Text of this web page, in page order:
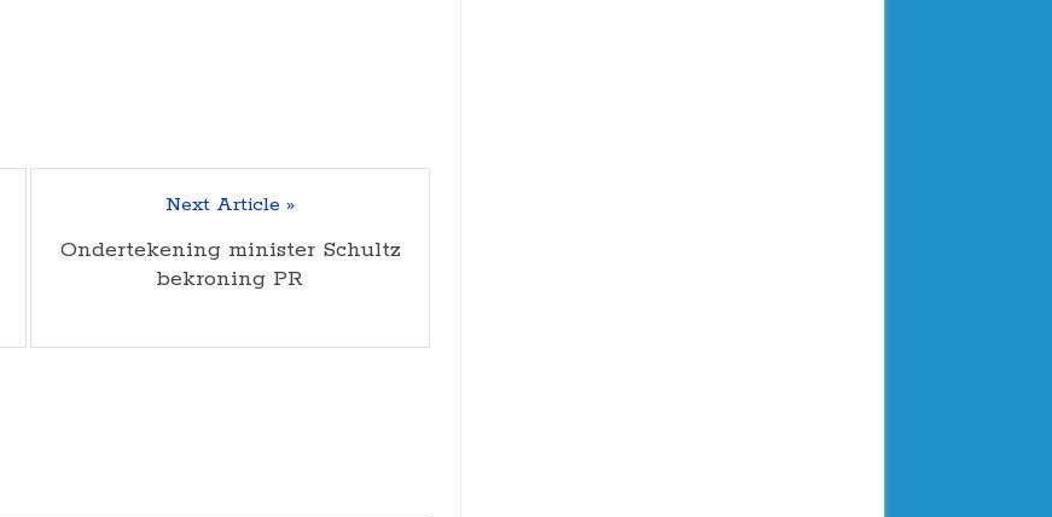
Next Article »
Ondertekening minister Schultz
bekroning PR